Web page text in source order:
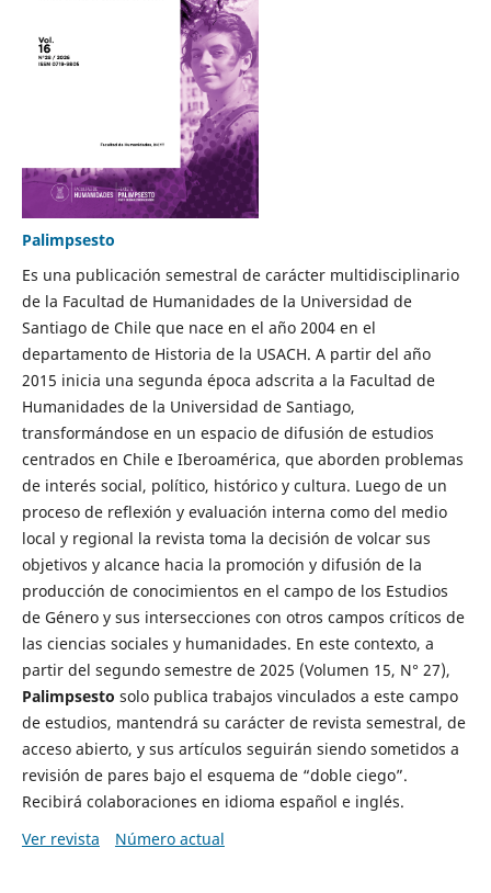
Palimpsesto
Es una publicación semestral de carácter multidisciplinario
de la Facultad de Humanidades de la Universidad de
Santiago de Chile que nace en el año 2004 en el
departamento de Historia de la USACH. A partir del año
2015 inicia una segunda época adscrita a la Facultad de
Humanidades de la Universidad de Santiago,
transformándose en un espacio de difusión de estudios
centrados en Chile e Iberoamérica, que aborden problemas
de interés social, político, histórico y cultura. Luego de un
proceso de reflexión y evaluación interna como del medio
local y regional la revista toma la decisión de volcar sus
objetivos y alcance hacia la promoción y difusión de la
producción de conocimientos en el campo de los Estudios
de Género y sus intersecciones con otros campos críticos de
las ciencias sociales y humanidades. En este contexto, a
partir del segundo semestre de 2025 (Volumen 15, N° 27),
Palimpsesto solo publica trabajos vinculados a este campo
de estudios, mantendrá su carácter de revista semestral, de
acceso abierto, y sus artículos seguirán siendo sometidos a
revisión de pares bajo el esquema de “doble ciego”.
Recibirá colaboraciones en idioma español e inglés.
Ver revista
Número actual